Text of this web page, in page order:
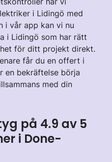
i Lidingö med
i vår app kan vi nu
i Lidingö som har rätt
för ditt projekt direkt.
får du en offert i
en bekräftelse börja
med din
på 4.9 av 5
i Done-